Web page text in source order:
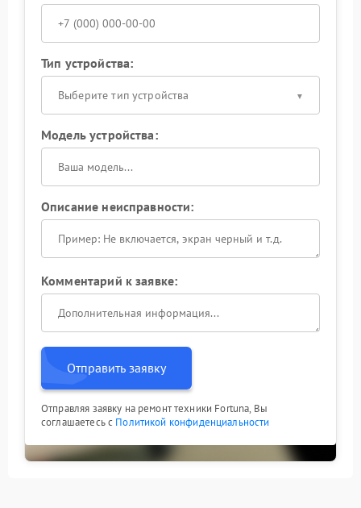
Тип устройства:
Выберите тип устройства
Модель устройства:
Описание неисправности:
Комментарий к заявке:
Отправить заявку
Отправляя заявку на ремонт техники Fortuna, Вы
соглашаетесь с Политикой конфиденциальности